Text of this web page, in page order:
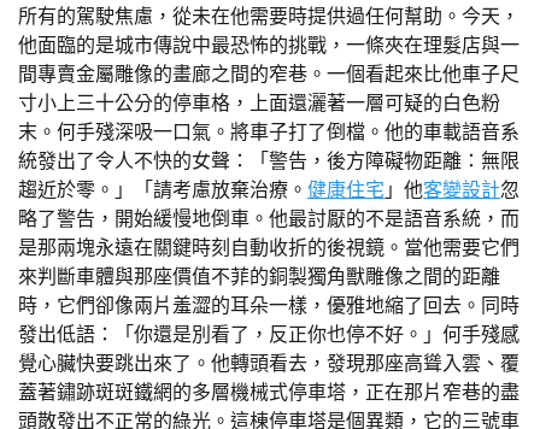
所有的駕駛焦慮，從未在他需要時提供過任何幫助。今天，
他面臨的是城市傳說中最恐怖的挑戰，一條夾在理髮店與一
間專賣金屬雕像的畫廊之間的窄巷。一個看起來比他車子尺
寸小上三十公分的停車格，上面還灑著一層可疑的白色粉
末。何手殘深吸一口氣。將車子打了倒檔。他的車載語音系
統發出了令人不快的女聲：「警告，後方障礙物距離：無限
趨近於零。」「請考慮放棄治療。 健康住宅 」他客變設計忽
略了警告，開始緩慢地倒車。他最討厭的不是語音系統，而
是那兩塊永遠在關鍵時刻自動收折的後視鏡。當他需要它們
來判斷車體與那座價值不菲的銅製獨角獸雕像之間的距離
時，它們卻像兩片羞澀的耳朵一樣，優雅地縮了回去。同時
發出低語：「你還是別看了，反正你也停不好。」何手殘感
覺心臟快要跳出來了。他轉頭看去，發現那座高聳入雲、覆
蓋著鏽跡斑斑鐵網的多層機械式停車塔，正在那片窄巷的盡
頭散發出不正常的綠光。這棟停車塔是個異類，它的三號車